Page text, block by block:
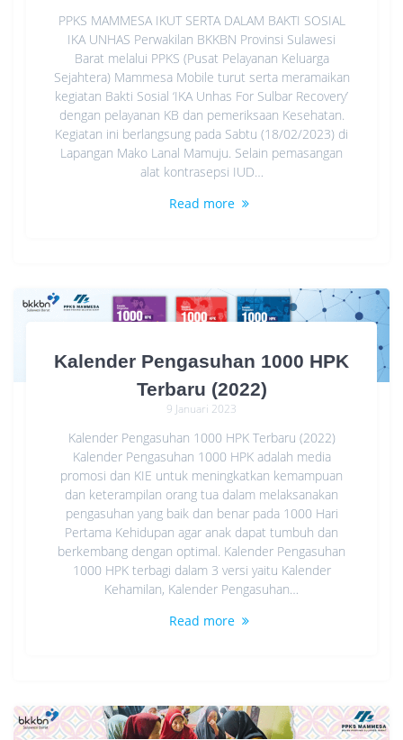
PPKS MAMMESA IKUT SERTA DALAM BAKTI SOSIAL
IKA UNHAS Perwakilan BKKBN Provinsi Sulawesi
Barat melalui PPKS (Pusat Pelayanan Keluarga
Sejahtera) Mammesa Mobile turut serta meramaikan
kegiatan Bakti Sosial ‘IKA Unhas For Sulbar Recovery’
dengan pelayanan KB dan pemeriksaan Kesehatan.
Kegiatan ini berlangsung pada Sabtu (18/02/2023) di
Lapangan Mako Lanal Mamuju. Selain pemasangan
alat kontrasepsi IUD…
Read more
Kalender Pengasuhan 1000 HPK
Terbaru (2022)
9 Januari 2023
Kalender Pengasuhan 1000 HPK Terbaru (2022)
Kalender Pengasuhan 1000 HPK adalah media
promosi dan KIE untuk meningkatkan kemampuan
dan keterampilan orang tua dalam melaksanakan
pengasuhan yang baik dan benar pada 1000 Hari
Pertama Kehidupan agar anak dapat tumbuh dan
berkembang dengan optimal. Kalender Pengasuhan
1000 HPK terbagi dalam 3 versi yaitu Kalender
Kehamilan, Kalender Pengasuhan…
Read more